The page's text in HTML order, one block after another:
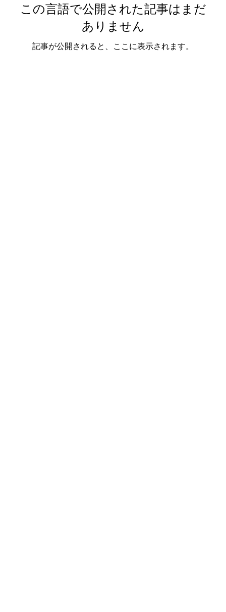
この言語で公開された記事はまだ
ありません
記事が公開されると、ここに表示されます。